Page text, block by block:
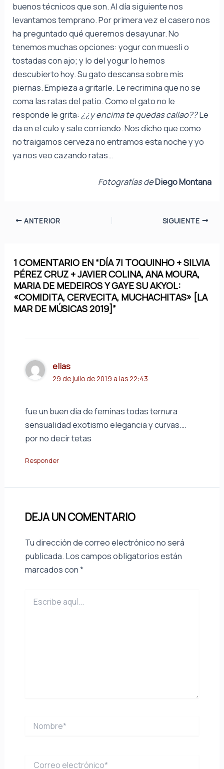
buenos técnicos que son. Al día siguiente nos
levantamos temprano. Por primera vez el casero nos
ha preguntado qué queremos desayunar. No
tenemos muchas opciones: yogur con muesli o
tostadas con ajo; y lo del yogur lo hemos
descubierto hoy. Su gato descansa sobre mis
piernas. Empieza a gritarle. Le recrimina que no se
coma las ratas del patio. Como el gato no le
responde le grita: ¿¿y encima te quedas callao??Le
da en el culo y sale corriendo. Nos dicho que como
no traigamos cerveza no entramos esta noche y yo
ya nos veo cazando ratas…
Fotografías deDiego Montana
ANTERIOR SIGUIENTE
1 COMENTARIO EN “DÍA 7| TOQUINHO + SILVIA
PÉREZ CRUZ + JAVIER COLINA, ANA MOURA,
MARIA DE MEDEIROS Y GAYE SU AKYOL:
«COMIDITA, CERVECITA, MUCHACHITAS» [LA
MAR DE MÚSICAS 2019]”
elias
29 de julio de 2019 a las 22:43
fue un buen dia de feminas todas ternura
sensualidad exotismo elegancia y curvas….
por no decir tetas
Responder
DEJA UN COMENTARIO
Tu dirección de correo electrónico no será
publicada. Los campos obligatorios están
marcados con*
aquí...